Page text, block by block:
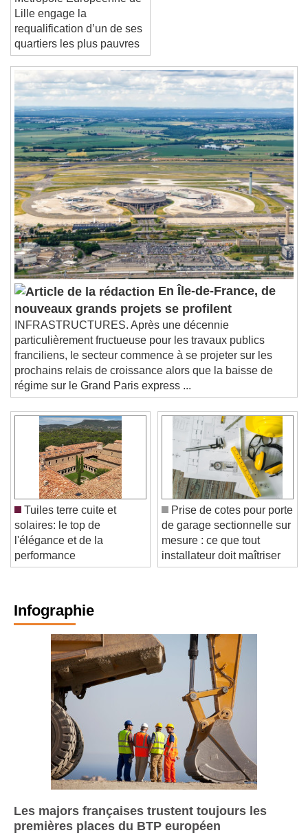
Close Modal Dialog
End of dialog window.
Métropole Européenne de
Lille engage la
requalification d’un de ses
quartiers les plus pauvres
En Île-de-France, de
nouveaux grands projets se profilent
INFRASTRUCTURES. Après une décennie
particulièrement fructueuse pour les travaux publics
franciliens, le secteur commence à se projeter sur les
prochains relais de croissance alors que la baisse de
régime sur le Grand Paris express ...
Tuiles terre cuite et
solaires: le top de
l'élégance et de la
performance
Prise de cotes pour porte
de garage sectionnelle sur
mesure : ce que tout
installateur doit maîtriser
Infographie
Les majors françaises trustent toujours les